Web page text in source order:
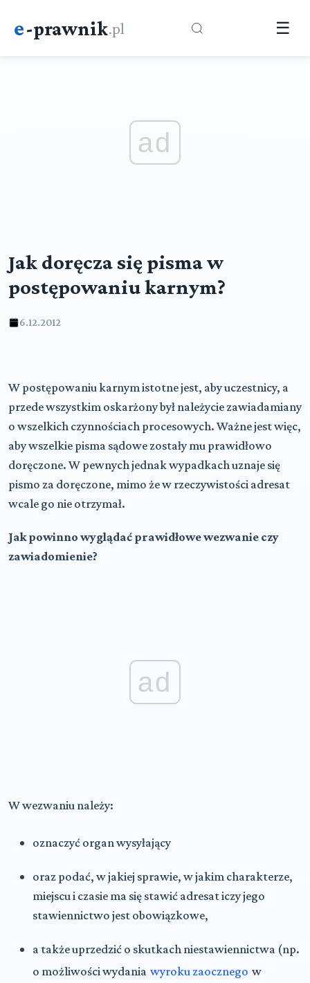
e-prawnik.pl ☰
ad
Jak doręcza się pisma w
postępowaniu karnym?
6.12.2012
W postępowaniu karnym istotne jest, aby uczestnicy, a
przede wszystkim oskarżony był należycie zawiadamiany
o wszelkich czynnościach procesowych. Ważne jest więc,
aby wszelkie pisma sądowe zostały mu prawidłowo
doręczone. W pewnych jednak wypadkach uznaje się
pismo za doręczone, mimo że w rzeczywistości adresat
wcale go nie otrzymał.
Jak powinno wyglądać prawidłowe wezwanie czy
zawiadomienie?
ad
W wezwaniu należy:
oznaczyć organ wysyłający
oraz podać, w jakiej sprawie, w jakim charakterze,
miejscu i czasie ma się stawić adresat iczy jego
stawiennictwo jest obowiązkowe,
a także uprzedzić o skutkach niestawiennictwa (np.
o możliwości wydania wyroku zaocznego w